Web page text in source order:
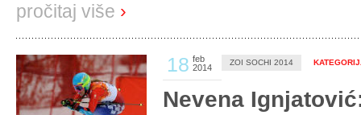
pročitaj više ›
18 feb
2014
ZOI SOCHI 2014
Nevena